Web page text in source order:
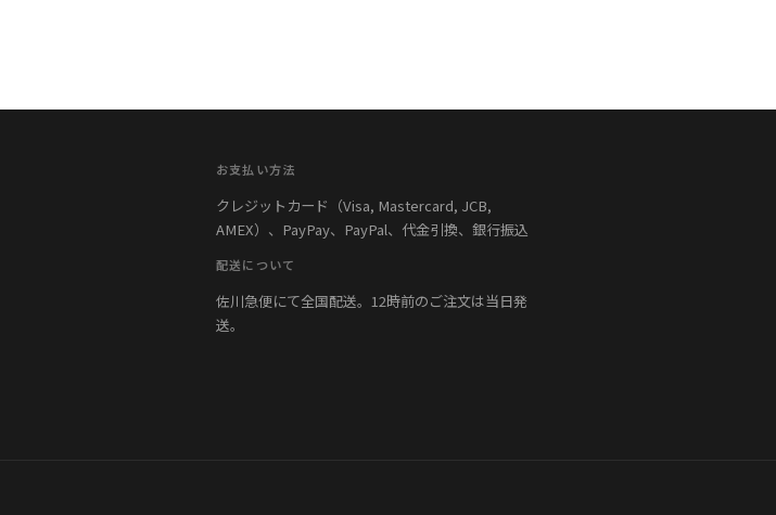
お支払い方法
クレジットカード（Visa, Mastercard, JCB,
AMEX）、PayPay、PayPal、代金引換、銀行振込
配送について
佐川急便にて全国配送。12時前のご注文は当日発
送。